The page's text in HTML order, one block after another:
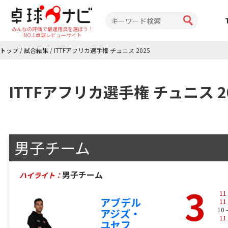
みんなの評価で最適用具を選ぼう！
NO.1卓球レビューサイト
トップ /試合結果 /ITTFアフリカ選手権 チュニス 2025
ITTFアフリカ選手権 チュニス
男子チーム
ハイライト：男子チーム
アブデル
アジズ・
ユセフ 3 11
11
10
11